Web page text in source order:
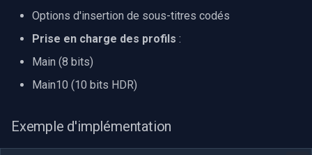
Options d'insertion de sous-titres codés
Prise en charge des profils :
Main (8 bits)
Main10 (10 bits HDR)
Exemple d'implémentation